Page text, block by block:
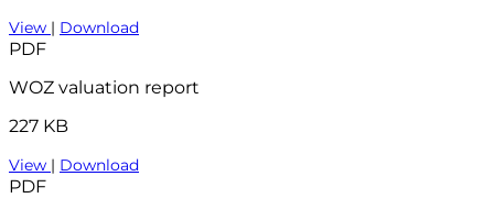
View | Download
PDF
WOZ valuation report
227 KB
View | Download
PDF